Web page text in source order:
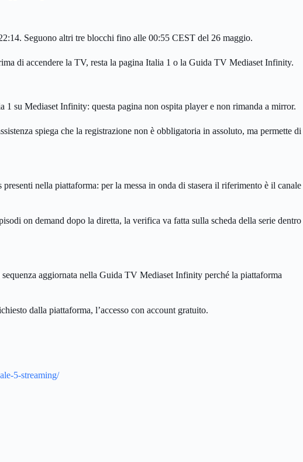
Seguono altri tre blocchi fino alle 00:55 CEST del 26 maggio.
di accendere la TV, resta la pagina Italia 1 o la Guida TV Mediaset Infinity.
su Mediaset Infinity: questa pagina non ospita player e non rimanda a mirror.
spiega che la registrazione non è obbligatoria in assoluto, ma permette di
nella piattaforma: per la messa in onda di stasera il riferimento è il canale
on demand dopo la diretta, la verifica va fatta sulla scheda della serie dentro
aggiornata nella Guida TV Mediaset Infinity perché la piattaforma
dalla piattaforma, l’accesso con account gratuito.
5-streaming/